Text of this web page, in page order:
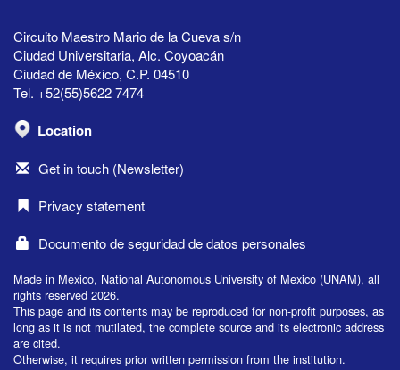
Circuito Maestro Mario de la Cueva s/n
Ciudad Universitaria, Alc. Coyoacán
Ciudad de México, C.P. 04510
Tel. +52(55)5622 7474
Location
Get in touch (Newsletter)
Privacy statement
Documento de seguridad de datos personales
Made in Mexico, National Autonomous University of Mexico (UNAM), all
rights reserved 2026.
This page and its contents may be reproduced for non-profit purposes, as
long as it is not mutilated, the complete source and its electronic address
are cited.
Otherwise, it requires prior written permission from the institution.